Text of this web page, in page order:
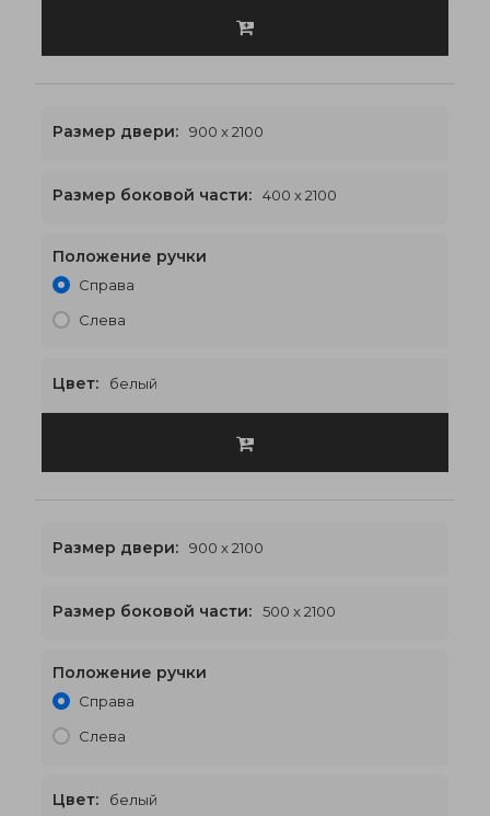
1700 x 2100€572
Размер двери: 900 x 2100
Размер боковой части: 400 x 2100
Положение ручки
Справа
Слева
Цвет: белый
1900 x 2100€592
Размер двери: 900 x 2100
Размер боковой части: 500 x 2100
Положение ручки
Справа
Слева
Цвет: белый